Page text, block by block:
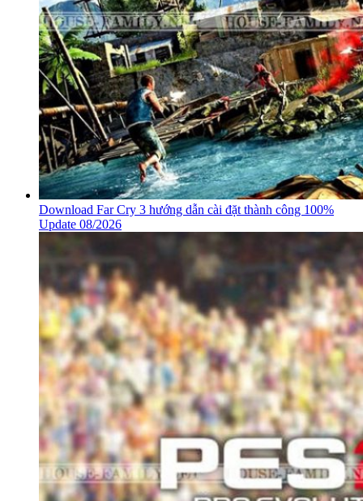
Download Far Cry 3 hướng dẫn cài đặt thành công 100%
Update 08/2026